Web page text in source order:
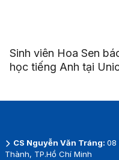
Sinh viên Hoa Sen
học tiếng Anh tại
CS Nguyễn Văn Tráng: 08
Thành, TP.Hồ Chí Minh